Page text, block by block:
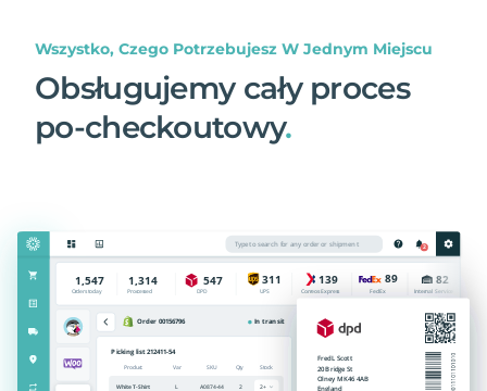
Wszystko, Czego Potrzebujesz W Jednym Miejscu
Obsługujemy cały proces
po-checkoutowy.